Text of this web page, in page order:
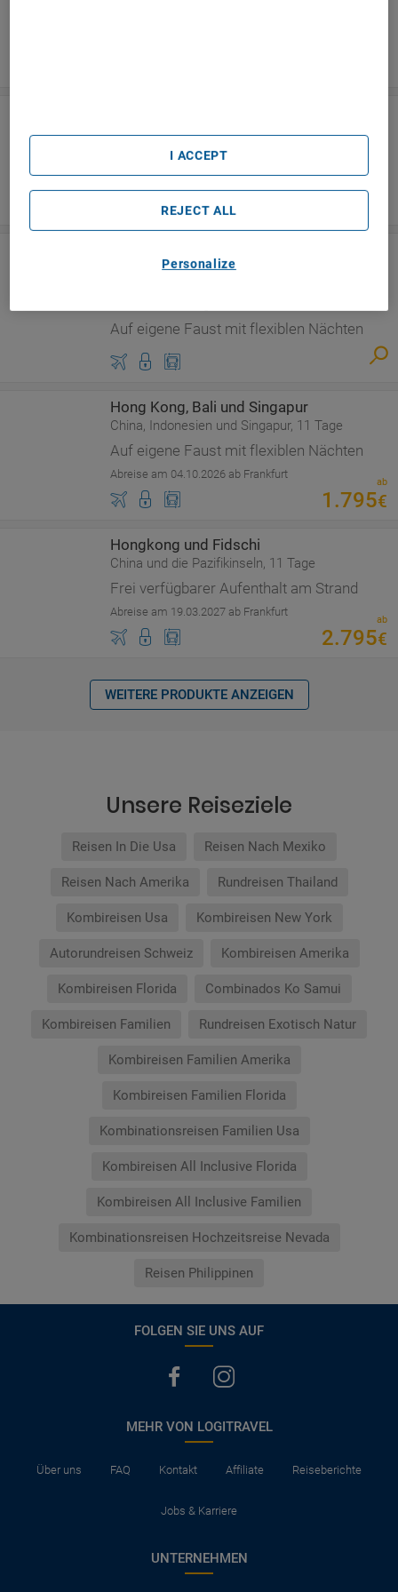
China, Malaysia und Indonesien, 10 Tage
Frei verfügbarer Aufenthalt am Strand
Abreise am 20.03.2027 ab Frankfurt
Auckland, Santiago de Chile und Rio de
Auf eigene Faust mit flexiblen Nächten
Hong Kong, Bali und Singapur
China, Indonesien und Singapur, 11 Tage
Auf eigene Faust mit flexiblen Nächten
Abreise am 04.10.2026 ab Frankfurt
ab
1 .795€
Hongkong und Fidschi
China und die Pazifikinseln, 11 Tage
Frei verfügbarer Aufenthalt am Strand
Abreise am 19.03.2027 ab Frankfurt
ab
2.795€
WEITERE PRODUKTE ANZEIGEN
Unsere Reiseziele
Reisen In Die Usa Reisen Nach Mexiko
Reisen Nach Amerika Rundreisen Thailand
Kombireisen Usa Kombireisen New York
Autorundreisen Schweiz Kombireisen Amerika
Kombireisen Florida Combinados Ko Samui
Kombireisen Familien Rundreisen Exotisch Natur
Kombireisen Familien Amerika
Kombireisen Familien Florida
Kombinationsreisen Familien Usa
Kombireisen All Inclusive Florida
Kombireisen All Inclusive Familien
Kombinationsreisen Hochzeitsreise Nevada
Reisen Philippinen
FOLGEN SIE UNS AUF
MEHR VON LOGITRAVEL
Über uns FAQ Kontakt Affiliate Reiseberichte
Jobs & Karriere
UNTERNEHMEN
Personalize
REJECT ALL
I ACCEPT